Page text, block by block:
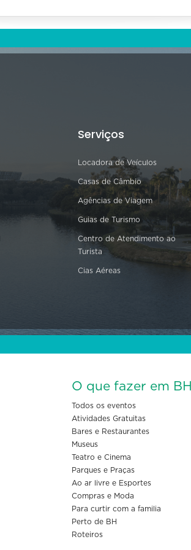
Serviços
Locadora de Veículos
Casas de Câmbio
Agências de Viagem
Guias de Turismo
Centro de Atendimento ao
Turista
Cias Aéreas
O que fazer em BH
Todos os eventos
Atividades Gratuitas
Bares e Restaurantes
Museus
Teatro e Cinema
Parques e Praças
Ao ar livre e Esportes
Compras e Moda
Para curtir com a familia
Perto de BH
Roteiros